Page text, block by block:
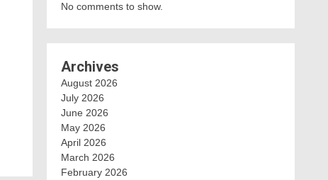
No comments to show.
Archives
August 2026
July 2026
June 2026
May 2026
April 2026
March 2026
February 2026